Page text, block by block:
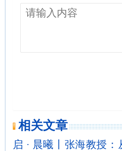
相关文章
启 · 晨曦丨张海教授